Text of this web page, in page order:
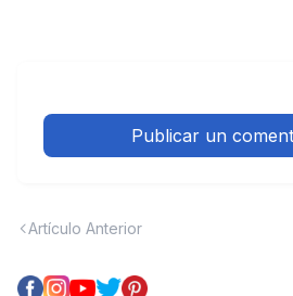
Publicar un
Artículo Anterior